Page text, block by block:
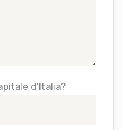
d'Italia?